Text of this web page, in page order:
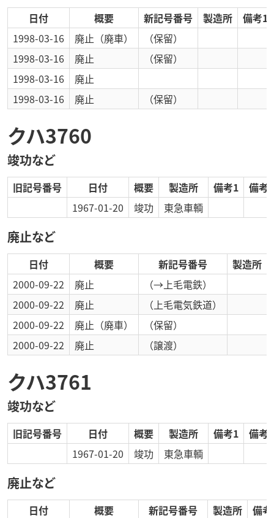
日付 概要 新記号番号 製造所
備考1
1998-03-16
廃止 （廃車）
（保留）
1998-03-16
廃止
（保留）
1998-03-16
廃止
1998-03-16
廃止 （保留）
クハ3760
竣功など
旧記号番号 日付 概要 製造所 備考1
備考2
1967-01-20
竣功 東急車輌
廃止など
日付 概要 新記号番号 製造所
2000-09-22
廃止
（→上毛電鉄）
2000-09-22
廃止
（上毛電気鉄道）
2000-09-22
廃止 （廃車）
（保留）
2000-09-22
廃止 （譲渡）
クハ3761
竣功など
旧記号番号 日付 概要 製造所 備考1
備考2
1967-01-20
竣功 東急車輌
廃止など
日付 概要 新記号番号 製造所
備